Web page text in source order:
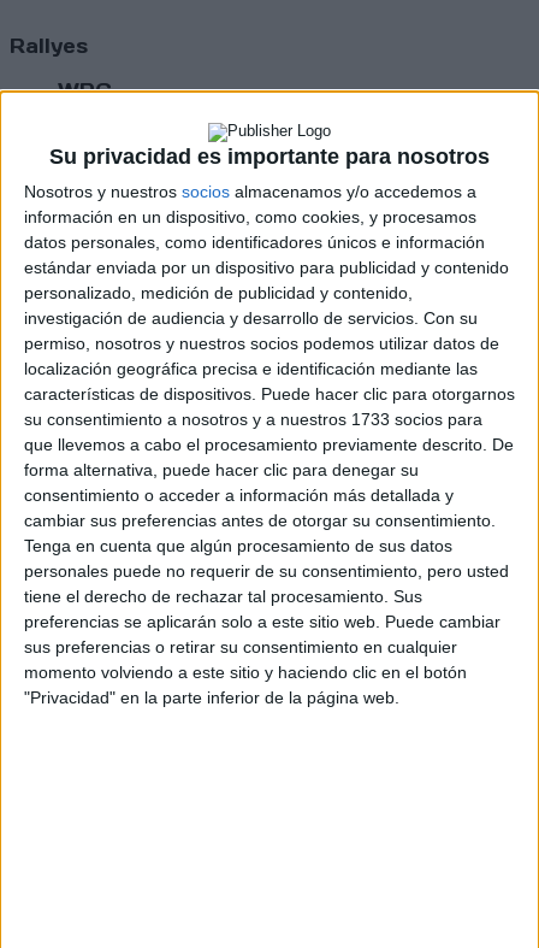
Su privacidad es importante para nosotros
Nosotros y nuestros socios almacenamos y/o accedemos a
información en un dispositivo, como cookies, y procesamos
datos personales, como identificadores únicos e información
estándar enviada por un dispositivo para publicidad y contenido
personalizado, medición de publicidad y contenido,
investigación de audiencia y desarrollo de servicios. Con su
permiso, nosotros y nuestros socios podemos utilizar datos de
localización geográfica precisa e identificación mediante las
características de dispositivos. Puede hacer clic para otorgarnos
su consentimiento a nosotros y a nuestros 1733 socios para
que llevemos a cabo el procesamiento previamente descrito. De
forma alternativa, puede hacer clic para denegar su
consentimiento o acceder a información más detallada y
cambiar sus preferencias antes de otorgar su consentimiento.
Tenga en cuenta que algún procesamiento de sus datos
personales puede no requerir de su consentimiento, pero usted
tiene el derecho de rechazar tal procesamiento. Sus
preferencias se aplicarán solo a este sitio web. Puede cambiar
sus preferencias o retirar su consentimiento en cualquier
momento volviendo a este sitio y haciendo clic en el botón
"Privacidad" en la parte inferior de la página web.
Rallyes
WRC
CERA
CERT
Internacionales
Campeonatos Autonómicos
Históricos
Dakar
RallyCross
Circuitos
F1
Fórmula E
F2 / F3 / F4
Resistencia
Indycar
Otros
Producto
Producto
Web pensada para poder ofrecer diferentes
productos propios y ajenos para que los
aficionados los puedan adquirir